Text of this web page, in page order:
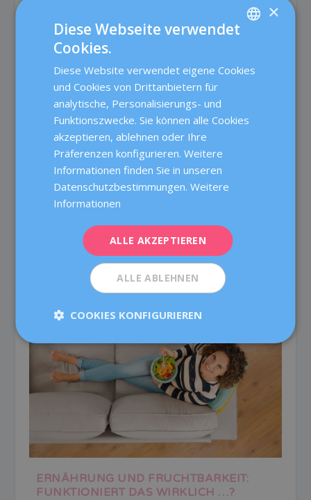
WAS WISSEN SIE ÜBER DAS
POLYZYSTISCHE OVARIAL-SYNDROM?
Apr 10, 2019|1 |
Namen hören! Aber, wissen Sie genau was es...
READ MORE
ERNÄHRUNG UND FRUCHTBARKEIT:
FUNKTIONIERT DAS WIRKLICH …?
CATALÀ
FRENCH
×
Diese Webseite verwendet
Cookies.
Diese Website verwendet eigene Cookies
und Cookies von Drittanbietern für
analytische, Personalisierungs- und
Funktionszwecke. Sie können alle Cookies
akzeptieren, ablehnen oder Ihre
Präferenzen konfigurieren. Weitere
Informationen finden Sie in unseren
Datenschutzbestimmungen. Weitere
Informationen
ALLE AKZEPTIEREN
ALLE ABLEHNEN
COOKIES KONFIGURIEREN